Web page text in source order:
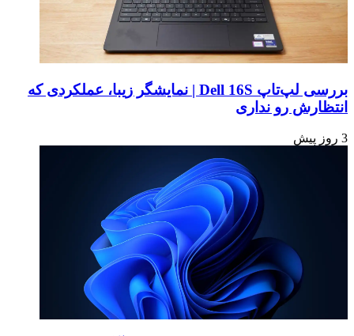
بررسی لپ‌تاپ Dell 16S | نمایشگر زیبا، عملکردی که
انتظارش رو نداری
3 روز پیش